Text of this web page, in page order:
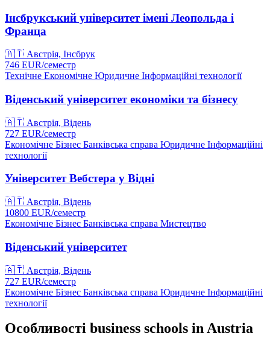
Інсбрукський університет імені Леопольда і
Франца
🇦🇹 Австрія, Інсбрук
746 EUR/семестр
Технічне Економічне Юридичне Інформаційні технології
Віденський університет економіки та бізнесу
🇦🇹 Австрія, Відень
727 EUR/семестр
Економічне Бізнес Банківська справа Юридичне Інформаційні
технології
Університет Вебстера у Відні
🇦🇹 Австрія, Відень
10800 EUR/семестр
Економічне Бізнес Банківська справа Мистецтво
Віденський університет
🇦🇹 Австрія, Відень
727 EUR/семестр
Економічне Бізнес Банківська справа Юридичне Інформаційні
технології
Особливості business schools in Austria